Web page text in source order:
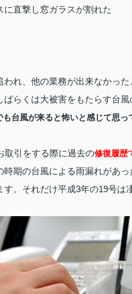
に直撃し窓ガラスが割れた
れ、他の業務が出来なかっ
らくは大被害をもたらす台
も台風が来ると怖いと感じて思っ
取引をする際に過去の修復履歴
期の台風による雨漏れがあ
。それだけ平成3年の19号は